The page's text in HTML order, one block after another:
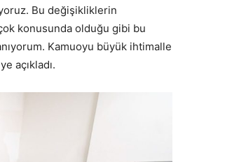
Bu değişikliklerin
konusunda olduğu gibi bu
Kamuoyu büyük ihtimalle
açıkladı.